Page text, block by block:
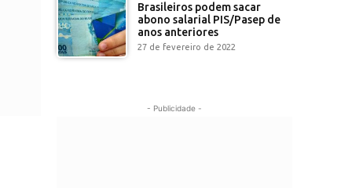
Brasileiros podem sacar
abono salarial PIS/Pasep de
anos anteriores
27 de fevereiro de 2022
- Publicidade -